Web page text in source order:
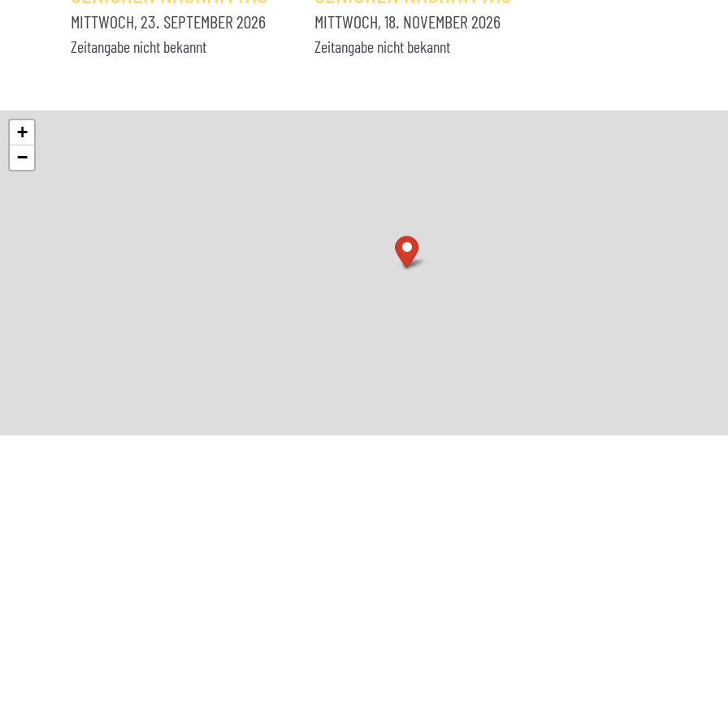
MITTWOCH, 23. SEPTEMBER 2026
Zeitangabe nicht bekannt
MITTWOCH, 18. NOVEMBER 2026
Zeitangabe nicht bekannt
+
−